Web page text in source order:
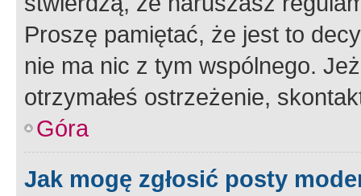
Proszę pamiętać, że jest to
nie ma nic z tym wspólnego.
otrzymałeś ostrzeżenie,
Góra
Jak mogę zgłosić posty